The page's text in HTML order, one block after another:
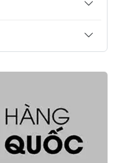
có giá trị cao,
thuật "biết nói":